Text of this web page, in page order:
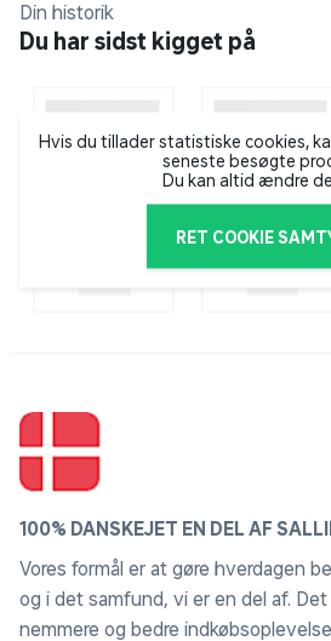
Din historik
Du har sidst kigget på
Hvis du tillader statistiske cookies,
seneste besøgte
Du kan altid ændre
RET COOKIE
100% DANSKEJET EN DEL AF
Vores formål er at gøre hverdagen
og i det samfund, vi er en del af.
nemmere og bedre